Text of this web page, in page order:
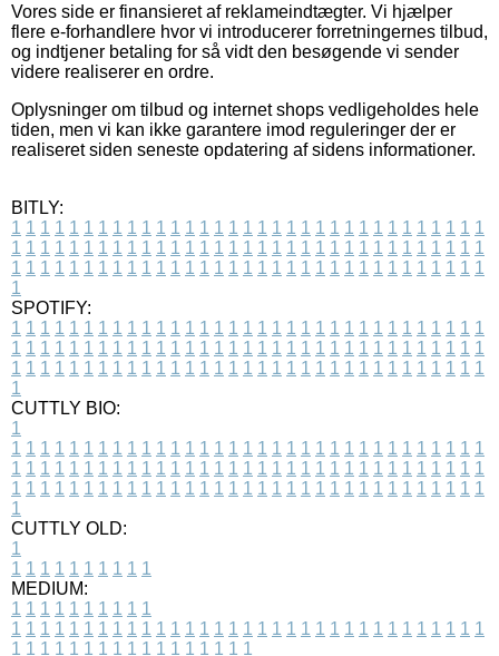
Vores side er finansieret af reklameindtægter. Vi hjælper
flere e-forhandlere hvor vi introducerer forretningernes tilbud,
og indtjener betaling for så vidt den besøgende vi sender
videre realiserer en ordre.
Oplysninger om tilbud og internet shops vedligeholdes hele
tiden, men vi kan ikke garantere imod reguleringer der er
realiseret siden seneste opdatering af sidens informationer.
BITLY:
1 1 1 1 1 1 1 1 1 1 1 1 1 1 1 1 1 1 1 1 1 1 1 1 1 1 1 1 1 1 1 1 1
1 1 1 1 1 1 1 1 1 1 1 1 1 1 1 1 1 1 1 1 1 1 1 1 1 1 1 1 1 1 1 1 1
1 1 1 1 1 1 1 1 1 1 1 1 1 1 1 1 1 1 1 1 1 1 1 1 1 1 1 1 1 1 1 1 1
1
SPOTIFY:
1 1 1 1 1 1 1 1 1 1 1 1 1 1 1 1 1 1 1 1 1 1 1 1 1 1 1 1 1 1 1 1 1
1 1 1 1 1 1 1 1 1 1 1 1 1 1 1 1 1 1 1 1 1 1 1 1 1 1 1 1 1 1 1 1 1
1 1 1 1 1 1 1 1 1 1 1 1 1 1 1 1 1 1 1 1 1 1 1 1 1 1 1 1 1 1 1 1 1
1
CUTTLY BIO:
1
1 1 1 1 1 1 1 1 1 1 1 1 1 1 1 1 1 1 1 1 1 1 1 1 1 1 1 1 1 1 1 1 1
1 1 1 1 1 1 1 1 1 1 1 1 1 1 1 1 1 1 1 1 1 1 1 1 1 1 1 1 1 1 1 1 1
1 1 1 1 1 1 1 1 1 1 1 1 1 1 1 1 1 1 1 1 1 1 1 1 1 1 1 1 1 1 1 1 1
1
CUTTLY OLD:
1
1 1 1 1 1 1 1 1 1 1
MEDIUM:
1 1 1 1 1 1 1 1 1 1
1 1 1 1 1 1 1 1 1 1 1 1 1 1 1 1 1 1 1 1 1 1 1 1 1 1 1 1 1 1 1 1 1
1 1 1 1 1 1 1 1 1 1 1 1 1 1 1 1 1